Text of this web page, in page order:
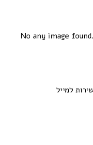
No any image
למייל